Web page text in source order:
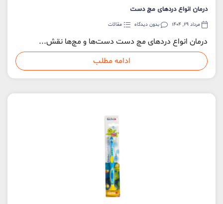
درمان انواع دردهای مچ دست
مرداد 29, 1404 بدون دیدگاه مقالات
درمان انواع دردهای مچ دست دست‌ها و مچ‌ها نقش...
ادامه مطلب